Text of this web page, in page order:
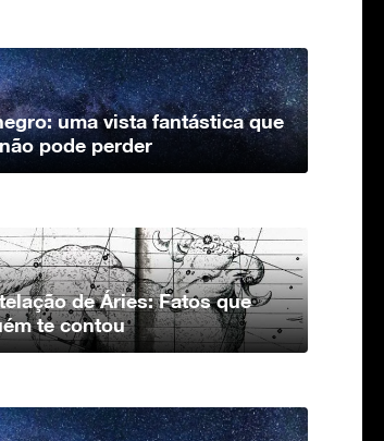
uma vista fantástica que
pode perder
de Áries: Fatos que
te contou